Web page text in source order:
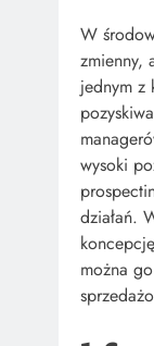
W
zmienny,
jednym z
wysoki
działań.
można